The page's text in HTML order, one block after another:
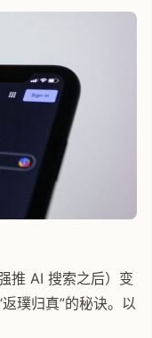
推 AI 搜索之后）变
璞归真”的秘诀。以